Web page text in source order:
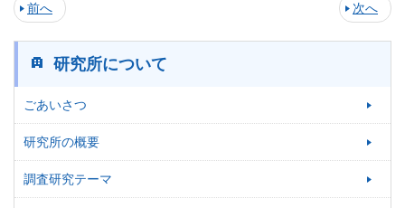
前へ 次へ
研究所について
ごあいさつ
研究所の概要
調査研究テーマ